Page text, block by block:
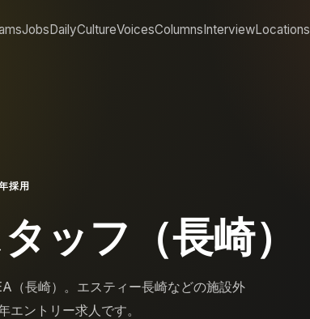
JobsDailyCultureVoicesColumnsInterviewLocations
採用
ッフ（長崎）
（長崎）。エスティー長崎などの施設外
ントリー求人です。